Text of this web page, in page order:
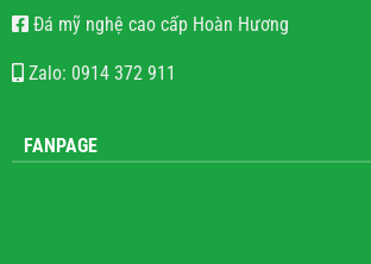
Đá mỹ nghệ cao cấp Hoàn Hương
Zalo: 0914 372 911
FANPAGE